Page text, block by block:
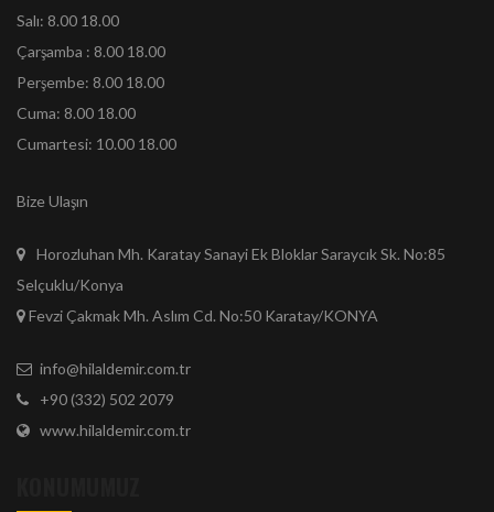
Salı: 8.00 18.00
Çarşamba : 8.00 18.00
Perşembe: 8.00 18.00
Cuma: 8.00 18.00
Cumartesi: 10.00 18.00
Bize Ulaşın
Horozluhan Mh. Karatay Sanayi Ek Bloklar Saraycık Sk. No:85
Selçuklu/Konya
Fevzi Çakmak Mh. Aslım Cd. No:50 Karatay/KONYA
info@hilaldemir.com.tr
+90 (332) 502 2079
www.hilaldemir.com.tr